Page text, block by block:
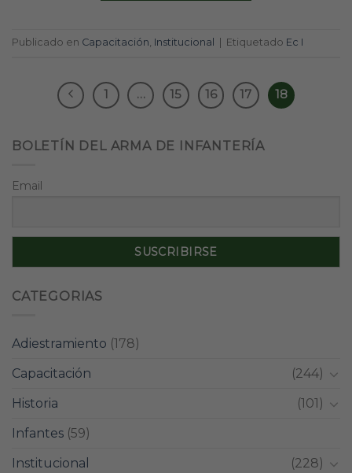
Publicado en Capacitación, Institucional Etiquetado Ec I
1 … 15 16 17 18
BOLETÍN DEL ARMA DE INFANTERÍA
Email
CATEGORIAS
Adiestramiento (178)
Capacitación
(244)
Historia
(101)
Infantes (59)
Institucional
(228)